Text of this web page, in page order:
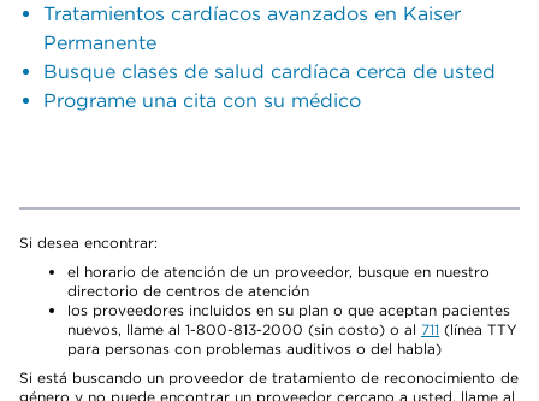
Tratamientos cardíacos avanzados en Kaiser
Permanente
Busque clases de salud cardíaca cerca de usted
Programe una cita con su médico
Si desea encontrar:
el horario de atención de un proveedor, busque en nuestro
directorio de centros de atención
los proveedores incluidos en su plan o que aceptan pacientes
nuevos, llame al 1-800-813-2000 (sin costo) o al 711 (línea TTY
para personas con problemas auditivos o del habla)
Si está buscando un proveedor de tratamiento de reconocimiento de
género y no puede encontrar un proveedor cercano a usted, llame al